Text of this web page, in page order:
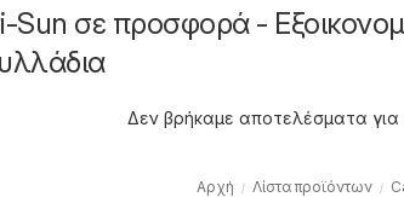
Sun σε προσφορά -
Δεν βρήκαμε αποτελέσματα
Αρχή Λίστα προϊόντων